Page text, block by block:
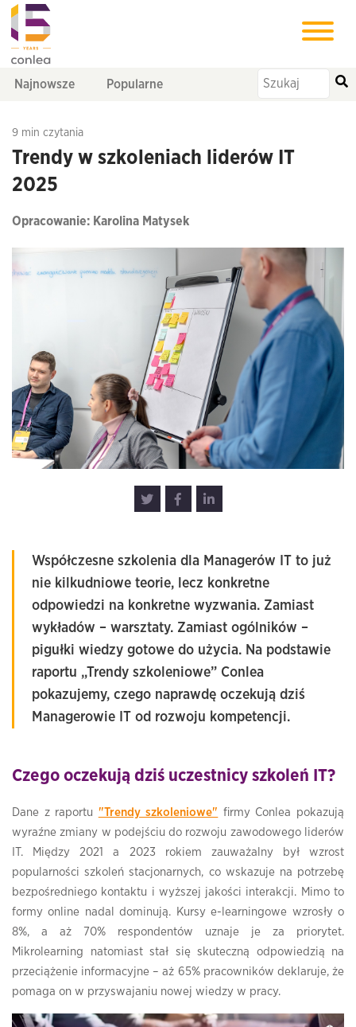
Najnowsze Popularne
9 min czytania
Trendy w szkoleniach liderów IT
2025
Opracowanie: Karolina Matysek
Współczesne szkolenia dla Managerów IT to już
nie kilkudniowe teorie, lecz konkretne
odpowiedzi na konkretne wyzwania. Zamiast
wykładów – warsztaty. Zamiast ogólników –
pigułki wiedzy gotowe do użycia. Na podstawie
raportu „Trendy szkoleniowe” Conlea
pokazujemy, czego naprawdę oczekują dziś
Managerowie IT od rozwoju kompetencji.
Czego oczekują dziś uczestnicy szkoleń IT?
Dane z raportu "Trendy szkoleniowe" firmy Conlea pokazują
wyraźne zmiany w podejściu do rozwoju zawodowego liderów
IT. Między 2021 a 2023 rokiem zauważalny był wzrost
popularności szkoleń stacjonarnych, co wskazuje na potrzebę
bezpośredniego kontaktu i wyższej jakości interakcji. Mimo to
formy online nadal dominują. Kursy e-learningowe wzrosły o
8%, a aż 70% respondentów uznaje je za priorytet.
Mikrolearning natomiast stał się skuteczną odpowiedzią na
przeciążenie informacyjne – aż 65% pracowników deklaruje, że
pomaga on w przyswajaniu nowej wiedzy w pracy.